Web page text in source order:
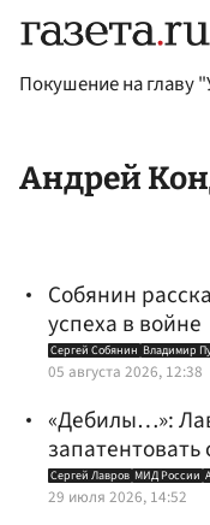
Покушение на главу
Андрей
Собянин
успеха в войне
Сергей Собянин Владимир
05 августа 2026, 12:38
«Дебилы…»:
Сергей Лавров МИД России
29 июля 2026, 14:52